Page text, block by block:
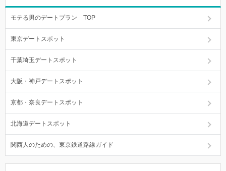
モテる男のデートプラン TOP
東京デートスポット
千葉埼玉デートスポット
大阪・神戸デートスポット
京都・奈良デートスポット
北海道デートスポット
関西人のための、東京鉄道路線ガイド